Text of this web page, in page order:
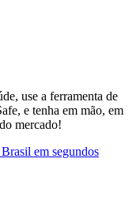
use a ferramenta de
e tenha em mão, em
mercado!
em segundos